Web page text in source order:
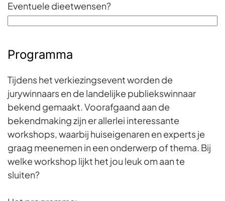
Eventuele dieetwensen?
Programma
Tijdens het verkiezingsevent worden de
jurywinnaars en de landelijke publiekswinnaar
bekend gemaakt. Voorafgaand aan de
bekendmaking zijn er allerlei interessante
workshops, waarbij huiseigenaren en experts je
graag meenemen in een onderwerp of thema. Bij
welke workshop lijkt het jou leuk om aan te
sluiten?